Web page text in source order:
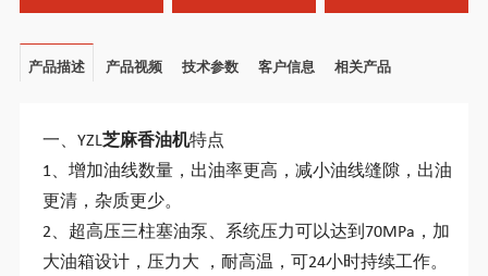
产品描述 产品视频 技术参数 客户信息 相关产品
一、YZL芝麻香油机特点
1、增加油线数量，出油率更高，减小油线缝隙，出油
更清，杂质更少。
2、超高压三柱塞油泵、系统压力可以达到70MPa，加
大油箱设计，压力大 ，耐高温，可24小时持续工作。